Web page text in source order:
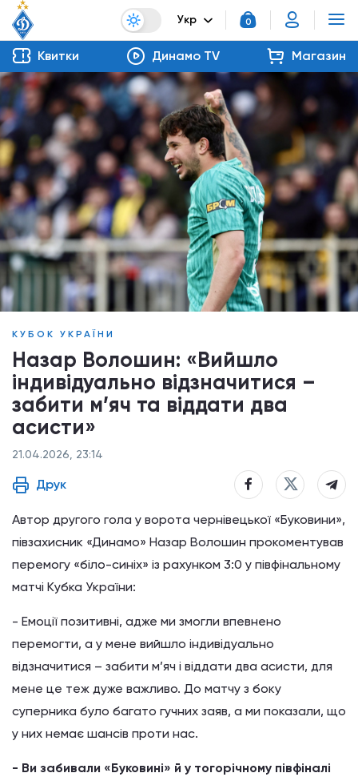
Укр 0
Квитки Динамо TV Магазин
КУБОК УКРАЇНИ
Назар Волошин: «Вийшло
індивідуально відзначитися –
забити м’яч та віддати два
асисти»
21.04.2026, 23:14
Друк
Автор другого гола у ворота чернівецької «Буковини»,
півзахисник «Динамо» Назар Волошин прокоментував
перемогу «біло-синіх» із рахунком 3:0 у півфінальному
матчі Кубка України:
- Емоції позитивні, адже ми змогли впевнено
перемогти, а у мене вийшло індивідуально
відзначитися – забити м’яч і віддати два асисти, для
мене це теж дуже важливо. До матчу з боку
суперника було багато гучних заяв, а ми показали, що
у них немає шансів проти нас.
- Ви забивали «Буковині» й у тогорічному півфіналі